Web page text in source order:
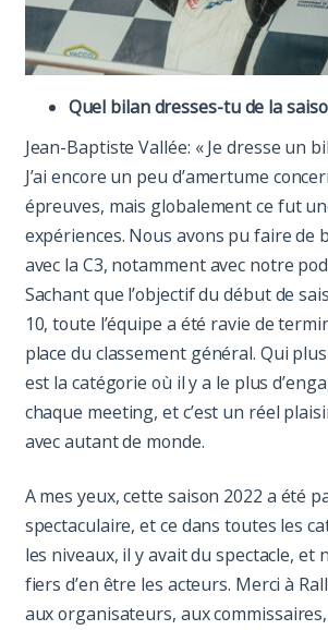
Quel bilan dresses-tu de la
Jean-Baptiste Vallée: « Je dresse un
J’ai encore un peu d’amertume
épreuves, mais globalement ce fut
expériences. Nous avons pu faire de
avec la C3, notamment avec notre
Sachant que l’objectif du début de
10, toute l’équipe a été ravie de
place du classement général. Qui
est la catégorie où il y a le plus
chaque meeting, et c’est un réel
avec autant de monde.
A mes yeux, cette saison 2022 a été
spectaculaire, et ce dans toutes les
les niveaux, il y avait du spectacle, et
fiers d’en être les acteurs. Merci à
aux organisateurs, aux